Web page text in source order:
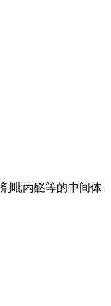
吡丙醚等的中间体